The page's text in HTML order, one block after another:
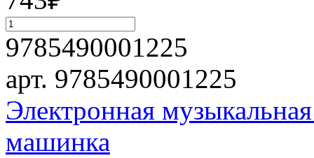
9785490001225
арт. 9785490001225
Электронная
машинка